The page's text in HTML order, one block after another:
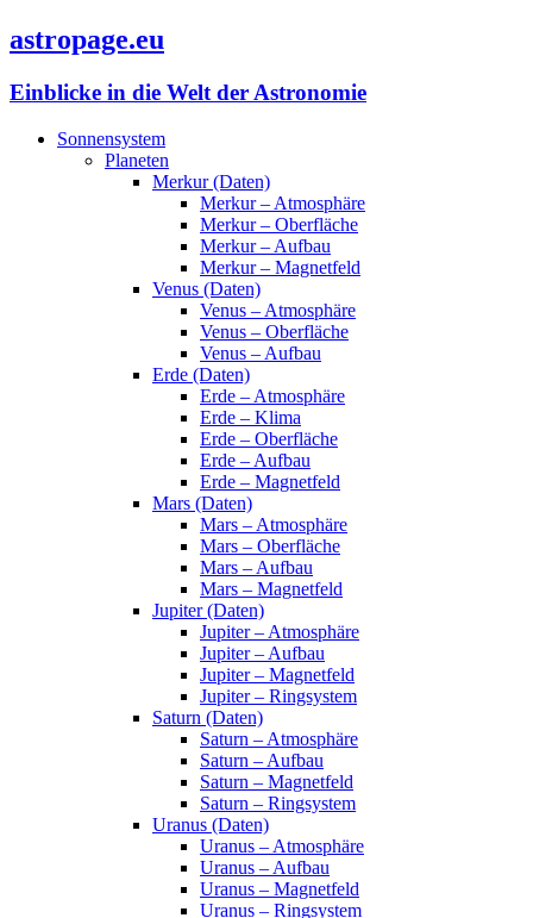
astropage.eu
Einblicke in die Welt der Astronomie
Sonnensystem
Planeten
Merkur (Daten)
Merkur – Atmosphäre
Merkur – Oberfläche
Merkur – Aufbau
Merkur – Magnetfeld
Venus (Daten)
Venus – Atmosphäre
Venus – Oberfläche
Venus – Aufbau
Erde (Daten)
Erde – Atmosphäre
Erde – Klima
Erde – Oberfläche
Erde – Aufbau
Erde – Magnetfeld
Mars (Daten)
Mars – Atmosphäre
Mars – Oberfläche
Mars – Aufbau
Mars – Magnetfeld
Jupiter (Daten)
Jupiter – Atmosphäre
Jupiter – Aufbau
Jupiter – Magnetfeld
Jupiter – Ringsystem
Saturn (Daten)
Saturn – Atmosphäre
Saturn – Aufbau
Saturn – Magnetfeld
Saturn – Ringsystem
Uranus (Daten)
Uranus – Atmosphäre
Uranus – Aufbau
Uranus – Magnetfeld
Uranus – Ringsystem